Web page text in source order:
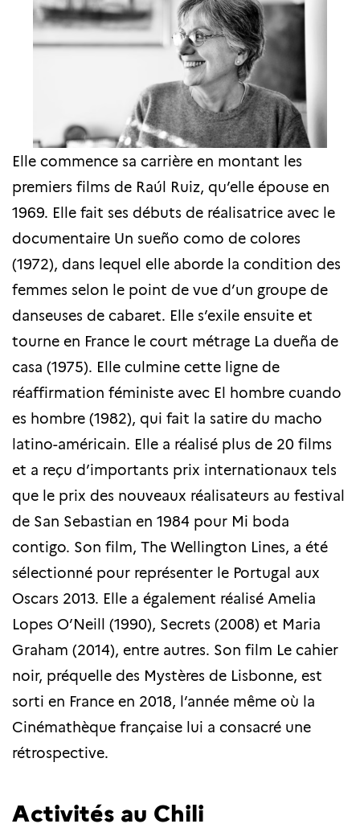
Elle commence sa carrière en montant les
premiers films de Raúl Ruiz, qu’elle épouse en
1969. Elle fait ses débuts de réalisatrice avec le
documentaire Un sueño como de colores
(1972), dans lequel elle aborde la condition des
femmes selon le point de vue d’un groupe de
danseuses de cabaret. Elle s’exile ensuite et
tourne en France le court métrage La dueña de
casa (1975). Elle culmine cette ligne de
réaffirmation féministe avec El hombre cuando
es hombre (1982), qui fait la satire du macho
latino-américain. Elle a réalisé plus de 20 films
et a reçu d’importants prix internationaux tels
que le prix des nouveaux réalisateurs au festival
de San Sebastian en 1984 pour Mi boda
contigo. Son film, The Wellington Lines, a été
sélectionné pour représenter le Portugal aux
Oscars 2013. Elle a également réalisé Amelia
Lopes O’Neill (1990), Secrets (2008) et Maria
Graham (2014), entre autres. Son film Le cahier
noir, préquelle des Mystères de Lisbonne, est
sorti en France en 2018, l’année même où la
Cinémathèque française lui a consacré une
rétrospective.
Activités au Chili